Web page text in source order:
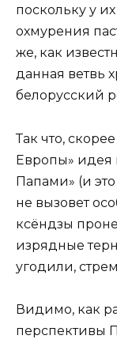
поскольку у
охмурения
же, как
данная ветвь
белорусский
Так что,
Европы» идея
Папами» (и
не вызовет
ксёндзы
изрядные
угодили,
Видимо, как
перспективы